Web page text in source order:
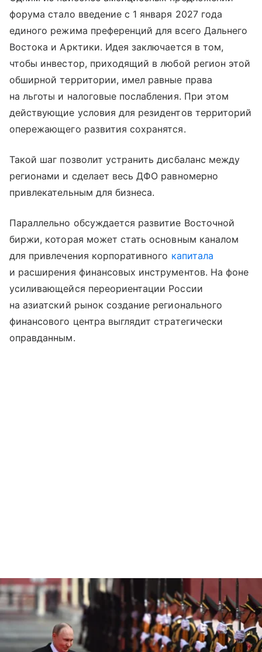
форума стало введение с 1 января 2027 года
единого режима преференций для всего Дальнего
Востока и Арктики. Идея заключается в том,
чтобы инвестор, приходящий в любой регион этой
обширной территории, имел равные права
на льготы и налоговые послабления. При этом
действующие условия для резидентов территорий
опережающего развития сохранятся.
Такой шаг позволит устранить дисбаланс между
регионами и сделает весь ДФО равномерно
привлекательным для бизнеса.
Параллельно обсуждается развитие Восточной
биржи, которая может стать основным каналом
для привлечения корпоративного капитала
и расширения финансовых инструментов. На фоне
усиливающейся переориентации России
на азиатский рынок создание регионального
финансового центра выглядит стратегически
оправданным.